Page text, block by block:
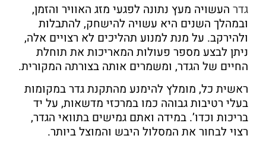
גדרהעשויה מעץ נתונה לפגעי מזג האוויר והזמן,
ובמהלך השנים היא עשויה להישחק, להתבלות
ולהירקב. על מנת למנוע תהליכים לא רצויים אלה,
ניתן לבצע מספר פעולות המאריכות את תוחלת
החיים של הגדר, ומשמרים אותה בצורתה המקורית.
ראשית כל, מומלץ להימנע מהתקנת גדר במקומות
בעלי רטיבות גבוהה כמו במרכזי מדשאות, על יד
בריכות וכדו’. במידה ואתם גמישים בתוואי הגדר,
רצוי לבחור את המסלול היבש והמוצל ביותר.